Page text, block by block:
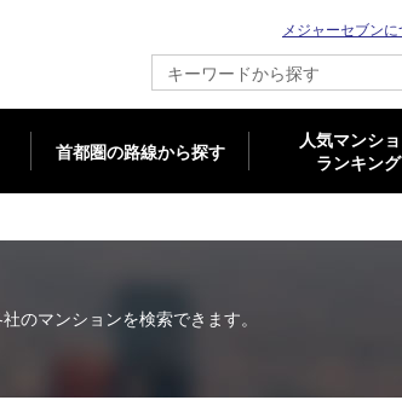
メジャーセブンに
首都圏の路線から探す
人気マンシ
ランキング
のマンションを検索できます。